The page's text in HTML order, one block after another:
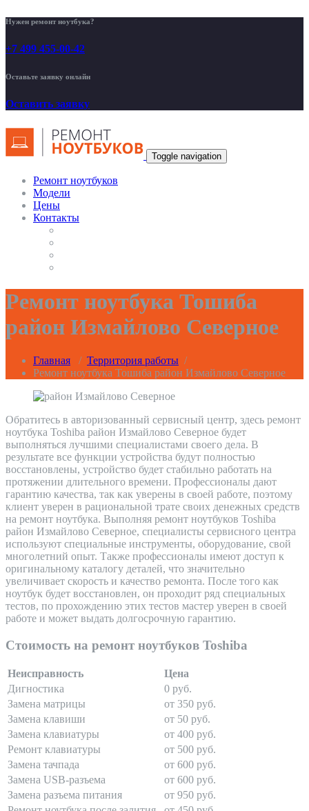
Нужен ремонт ноутбука?
+7 499 455-00-42
Оставьте заявку онлайн
Оставить заявку
Toggle navigation
Ремонт ноутбуков
Модели
Цены
Контакты
Ремонт ноутбука Тошиба
район Измайлово Северное
Главная / Территория работы /
Ремонт ноутбука Тошиба район Измайлово Северное
Обратитесь в авторизованный сервисный центр, здесь ремонт
ноутбука Toshiba район Измайлово Северное будет
выполняться лучшими специалистами своего дела. В
результате все функции устройства будут полностью
восстановлены, устройство будет стабильно работать на
протяжении длительного времени. Профессионалы дают
гарантию качества, так как уверены в своей работе, поэтому
клиент уверен в рациональной трате своих денежных средств
на ремонт ноутбука. Выполняя ремонт ноутбуков Toshiba
район Измайлово Северное, специалисты сервисного центра
используют специальные инструменты, оборудование, свой
многолетний опыт. Также профессионалы имеют доступ к
оригинальному каталогу деталей, что значительно
увеличивает скорость и качество ремонта. После того как
ноутбук будет восстановлен, он проходит ряд специальных
тестов, по прохождению этих тестов мастер уверен в своей
работе и может выдать долгосрочную гарантию.
Стоимость на ремонт ноутбуков Toshiba
Неисправность
Цена
Дигностика
0 руб.
Замена матрицы
от 350 руб.
Замена клавиши
от 50 руб.
Замена клавиатуры
от 400 руб.
Ремонт клавиатуры
от 500 руб.
Замена тачпада
от 600 руб.
Замена USB-разъема
от 600 руб.
Замена разъема питания
от 950 руб.